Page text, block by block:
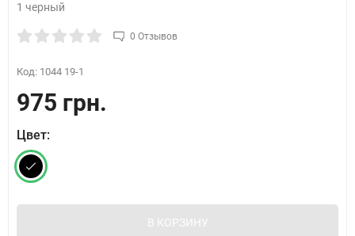
1 черный
0 Отзывов
Код: 1044 19-1
975 грн.
Цвет:
В КОРЗИНУ